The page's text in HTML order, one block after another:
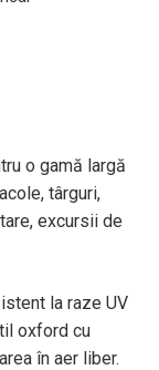
o gamă largă
târguri,
excursii de
la raze UV
oxford cu
în aer liber.